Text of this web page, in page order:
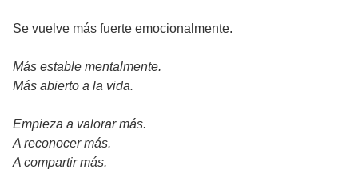
Se vuelve más fuerte emocionalmente.
Más estable mentalmente.
Más abierto a la vida.
Empieza a valorar más.
A reconocer más.
A compartir más.